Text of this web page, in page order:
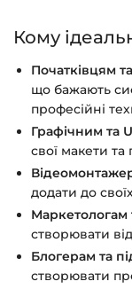
Кому
Початківцям
що бажають
професійні
Графічним та
свої макети та
додати до
Маркетологам
створювати
Блогерам та
створювати